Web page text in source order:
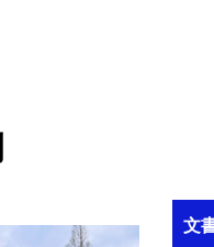
文